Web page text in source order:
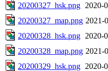
20200327_hsk.png 2020-
20200327_map.png 2021-
20200328_hsk.png 2020-
20200328_map.png 2021-
20200329_hsk.png 2020-